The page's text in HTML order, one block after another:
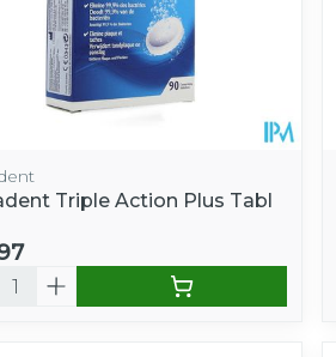
Triple Action Plus Tabl